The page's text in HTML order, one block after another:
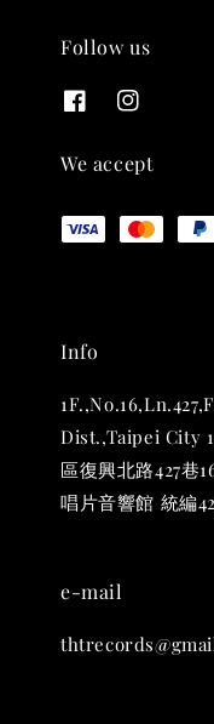
THT 九週年
NT$ 480
Follow us
We accept
Info
Dist.,Taipei City
區復興北路427巷
唱片音響館 統編
e-mail